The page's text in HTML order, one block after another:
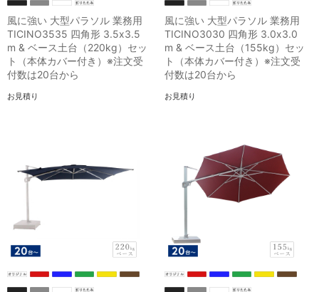
風に強い 大型パラソル 業務用
TICINO3535 四角形 3.5x3.5
m & ベース土台（220kg）セッ
ト（本体カバー付き）※注文受
付数は20台から
お見積り
風に強い 大型パラソル 業務用
TICINO3030 四角形 3.0x3.0
m & ベース土台（155kg）セッ
ト（本体カバー付き）※注文受
付数は20台から
お見積り